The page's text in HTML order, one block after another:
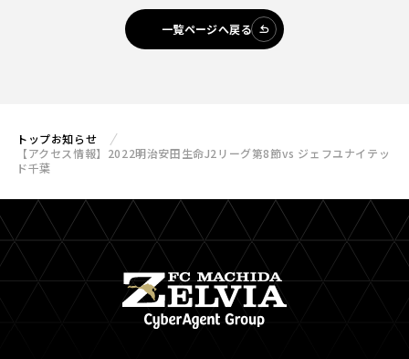
一覧ページへ戻る
トップお知らせ
【アクセス情報】2022明治安田生命J2リーグ第8節vs ジェフユナイテッ
ド千葉